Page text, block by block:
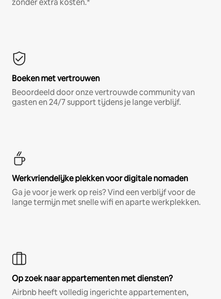
zonder extra kosten.*
Boeken met vertrouwen
Beoordeeld door onze vertrouwde community van
gasten en 24/7 support tijdens je lange verblijf.
Werkvriendelijke plekken voor digitale nomaden
Ga je voor je werk op reis? Vind een verblijf voor de
lange termijn met snelle wifi en aparte werkplekken.
Op zoek naar appartementen met diensten?
Airbnb heeft volledig ingerichte appartementen,